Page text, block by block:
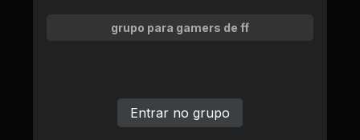
grupo para gamers de ff
Entrar no grupo